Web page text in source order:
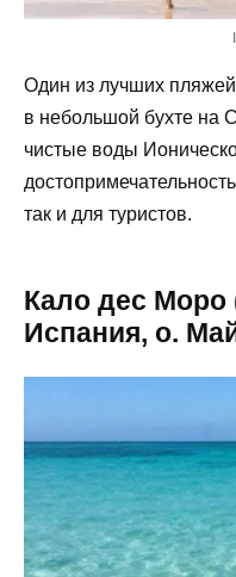
Один из лучших
в небольшой бухте на
чистые воды
так и для туристов.
Кало дес Моро
Испания, о.